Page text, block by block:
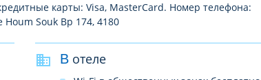
карты: Visa, MasterCard. Номер телефона:
Souk Bp 174, 4180
В отеле